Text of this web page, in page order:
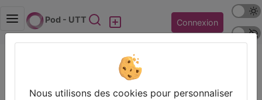
Pod - UTT Rechercher Connexion
Mode
Police
Filtres
Nous utilisons des cookies pour personnaliser